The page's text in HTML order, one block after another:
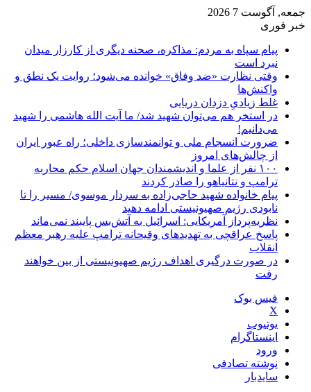
جمعه, آگوست 7 2026
خبر فوری
پیام سپاه به مردم: مذاکره، صحنه دیگری از کارزار میدان
نبرد است
وقتی نظارت «ضد وفاق» خوانده می‌شود؛ روایت یک نطق و
واکنش‌ها
غلط زیادیِ دزدان دریایی
در استخر هم می‌توان شهید شد/ ما آیت الله هاشمی را شهید
می‌دانیم!
ضرورت انسجام ملی و توانمندسازی داخلی؛ راه عبور ایران
از چالش‌های امروز
۱۰۰ نفر از علما و اندیشمندان جهان اسلام حکم محاربه
ترامپ و نتانیاهو را صادر کردند
پیام خانواده شهید حاجی‌زاده به سردار موسوی/ مسیر را تا
نابودی رژیم صهیونیستی ادامه دهید
نظریه‌پرداز آمریکایی: اسرائیل به آتش‌بس پایبند نمی‌ماند
پاسخ عراقچی به تهدیدهای وقیحانه ترامپ علیه رهبر معظم
انقلاب
در صورت درگیری اهداف رژیم صهیونیستی از بین خواهند
رفت
فیس بوک
X
یوتیوب
اینستاگرام
ورود
نوشته تصادفی
سایدبار